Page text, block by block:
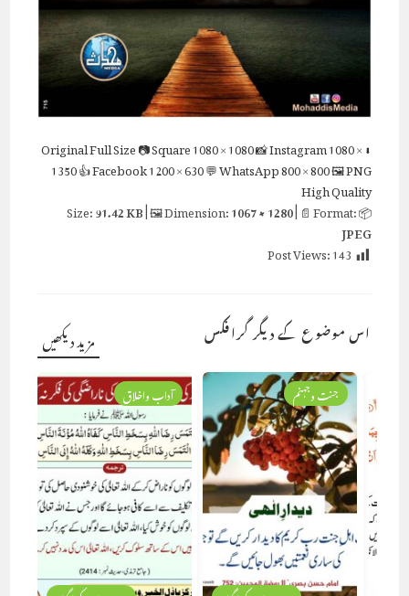
⬇ Original
Full Size📷 Square1080 × 1080📸 Instagram1080 ×
1350👍 Facebook1200 × 630💬 WhatsApp800 × 800🖼 PNG
High Quality
📦 Size:
91.42 KB| 🖼 Dimension:1067 × 1280| 📄 Format:
JPEG
Post Views:143
اس موضوع کے دیگر گرافکس مزید دیکھیں
جنت وجہنم آداب واخلاق